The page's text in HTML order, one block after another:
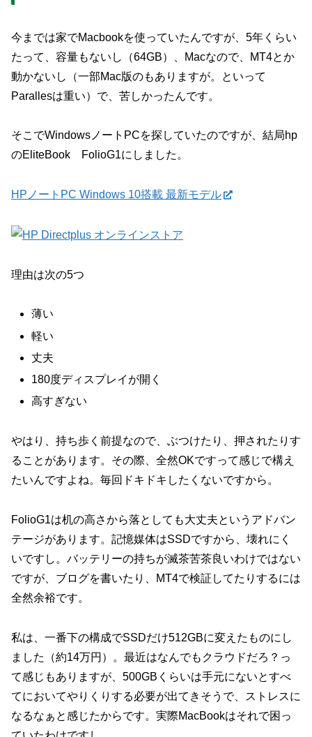
今までは家でMacbookを使っていたんですが、5年くらい
たって、容量もないし（64GB）、Macなので、MT4とか
動かないし（一部Mac版のもありますが。といって
Parallesは重い）で、苦しかったんです。
そこでWindowsノートPCを探していたのですが、結局hp
のEliteBook FolioG1にしました。
HPノートPC Windows 10搭載 最新モデル
理由は次の5つ
薄い
軽い
丈夫
180度ディスプレイが開く
高すぎない
やはり、持ち歩く前提なので、ぶつけたり、押されたりす
ることがあります。その際、全然OKですって感じで構え
たいんですよね。毎回ドキドキしたくないですから。
FolioG1は机の高さから落としても大丈夫というアドバン
テージがあります。記憶媒体はSSDですから、壊れにく
いですし。バッテリーの持ちが滅茶苦茶良いわけではない
ですが、ブログを書いたり、MT4で検証してたりするには
全然余裕です。
私は、一番下の構成でSSDだけ512GBに変えたものにし
ました（約14万円）。最近はなんでもクラウドだろ？っ
て感じもありますが、500GBくらいは手元にないとすべ
てにおいてやりくりする必要が出てきそうで、ストレスに
なるなぁと感じたからです。実際MacBookはそれで困っ